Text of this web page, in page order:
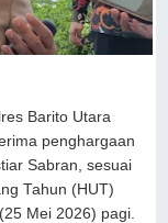
Barito Utara
penghargaan
Sabran, sesuai
Tahun (HUT)
Mei 2026) pagi.